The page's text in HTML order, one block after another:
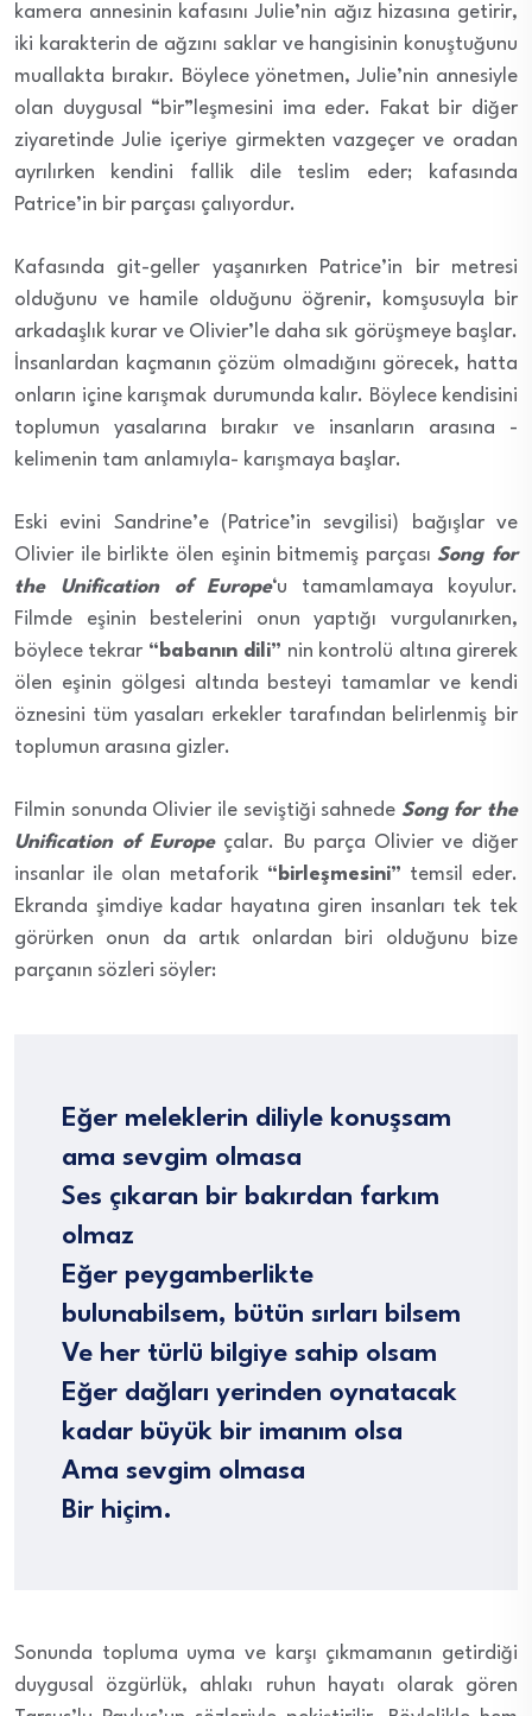
kamera annesinin kafasını Julie’nin ağız hizasına getirir,
iki karakterin de ağzını saklar ve hangisinin konuştuğunu
muallakta bırakır. Böylece yönetmen, Julie’nin annesiyle
olan duygusal “bir”leşmesini ima eder. Fakat bir diğer
ziyaretinde Julie içeriye girmekten vazgeçer ve oradan
ayrılırken kendini fallik dile teslim eder; kafasında
Patrice’in bir parçası çalıyordur.
Kafasında git-geller yaşanırken Patrice’in bir metresi
olduğunu ve hamile olduğunu öğrenir, komşusuyla bir
arkadaşlık kurar ve Olivier’le daha sık görüşmeye başlar.
İnsanlardan kaçmanın çözüm olmadığını görecek, hatta
onların içine karışmak durumunda kalır. Böylece kendisini
toplumun yasalarına bırakır ve insanların arasına -
kelimenin tam anlamıyla- karışmaya başlar.
Eski evini Sandrine’e (Patrice’in sevgilisi) bağışlar ve
Olivier ile birlikte ölen eşinin bitmemiş parçasıSong for
the Unification of Europe‘u tamamlamaya koyulur.
Filmde eşinin bestelerini onun yaptığı vurgulanırken,
böylece tekrar “babanın dili” nin kontrolü altına girerek
ölen eşinin gölgesi altında besteyi tamamlar ve kendi
öznesini tüm yasaları erkekler tarafından belirlenmiş bir
toplumun arasına gizler.
Filmin sonunda Olivier ile seviştiği sahnede Song for the
Unification of Europeçalar. Bu parça Olivier ve diğer
insanlar ile olan metaforik “birleşmesini” temsil eder.
Ekranda şimdiye kadar hayatına giren insanları tek tek
görürken onun da artık onlardan biri olduğunu bize
parçanın sözleri söyler:
Eğer meleklerin diliyle konuşsam
ama sevgim olmasa
Ses çıkaran bir bakırdan farkım
olmaz
Eğer peygamberlikte
bulunabilsem, bütün sırları bilsem
Ve her türlü bilgiye sahip olsam
Eğer dağları yerinden oynatacak
kadar büyük bir imanım olsa
Ama sevgim olmasa
Bir hiçim.
Sonunda topluma uyma ve karşı çıkmamanın getirdiği
duygusal özgürlük, ahlakı ruhun hayatı olarak gören